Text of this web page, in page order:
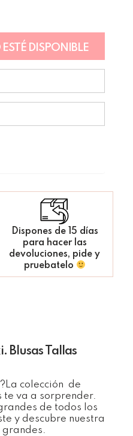
DISPONIBLE
Dispones de 15 días
para hacer las
devoluciones, pide y
pruebatelo
Blusas Tallas
colección de
va a sorprender.
de todos los
y descubre nuestra
grandes.